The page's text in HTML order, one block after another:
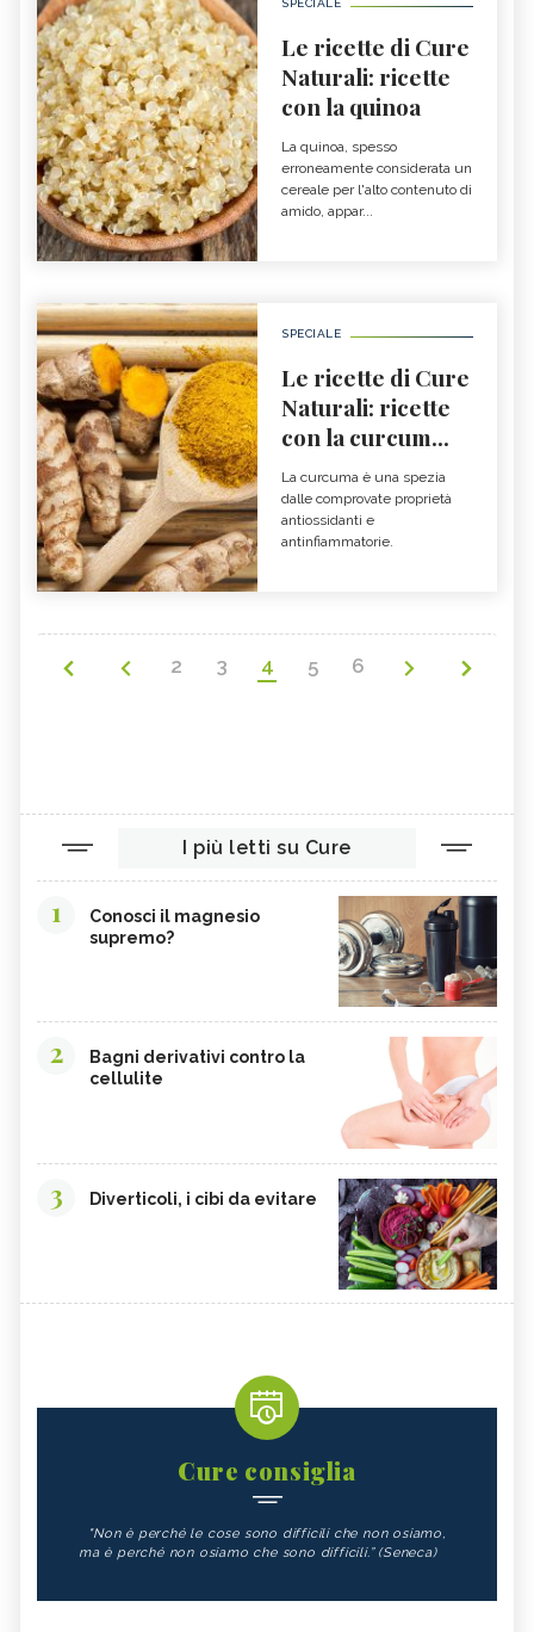
SPECIALE
Le ricette di Cure
Naturali: ricette
con la quinoa
La quinoa, spesso
erroneamente considerata un
cereale per l'alto contenuto di
amido, appar...
SPECIALE
Le ricette di Cure
Naturali: ricette
con la curcum...
La curcuma è una spezia
dalle comprovate proprietà
antiossidanti e
antinfiammatorie.
2 3 4 5 6
I più letti su Cure
1
Conosci il magnesio
supremo?
2
Bagni derivativi contro la
cellulite
3 Diverticoli, i cibi da evitare
Cure consiglia
"Non è perché le cose sono difficili che non osiamo,
ma è perché non osiamo che sono difficili.” (Seneca)